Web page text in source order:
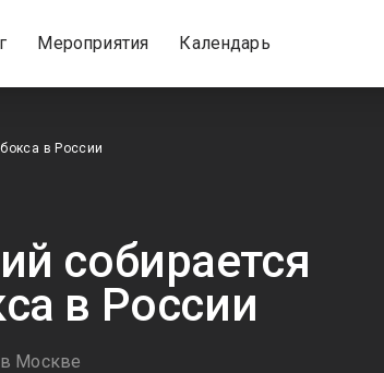
Мероприятия Календарь
в России
собирается
в России
Москве